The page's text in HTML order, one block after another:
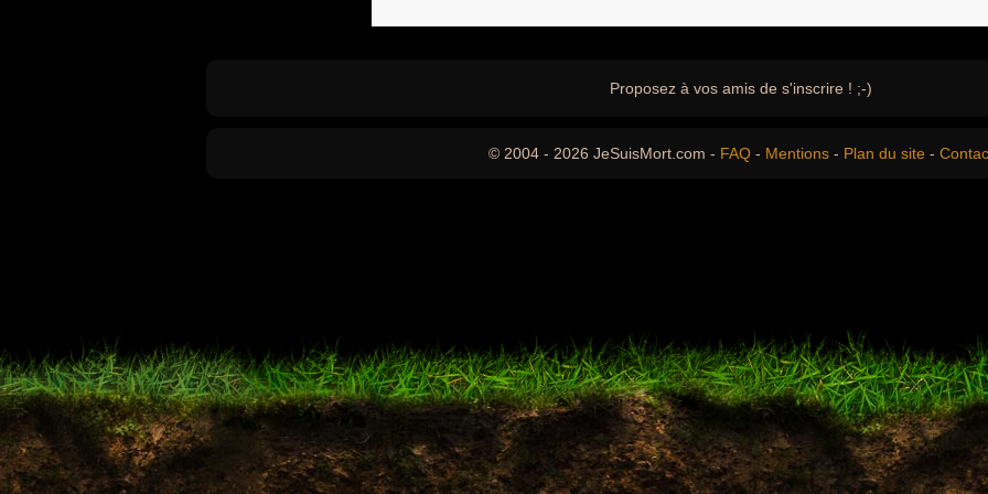
Proposez à vos amis de s'inscrire ! ;-)
© 2004 - 2026 JeSuisMort.com - FAQ - Mentions - Plan du site -